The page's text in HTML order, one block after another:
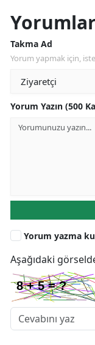
Yorumlar
Takma Ad
Yorum yapmak için,
Yorum Yazın (500
Yorum yazma
Aşağıdaki